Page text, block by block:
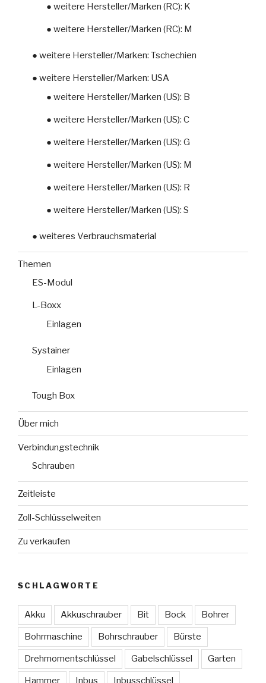
● weitere Hersteller/Marken (RC): K
● weitere Hersteller/Marken (RC): M
● weitere Hersteller/Marken: Tschechien
● weitere Hersteller/Marken: USA
● weitere Hersteller/Marken (US): B
● weitere Hersteller/Marken (US): C
● weitere Hersteller/Marken (US): G
● weitere Hersteller/Marken (US): M
● weitere Hersteller/Marken (US): R
● weitere Hersteller/Marken (US): S
● weiteres Verbrauchsmaterial
Themen
ES-Modul
L-Boxx
Einlagen
Systainer
Einlagen
Tough Box
Über mich
Verbindungstechnik
Schrauben
Zeitleiste
Zoll-Schlüsselweiten
Zu verkaufen
SCHLAGWORTE
Akku Akkuschrauber Bit Bock Bohrer
Bohrmaschine Bohrschrauber Bürste
Drehmomentschlüssel Gabelschlüssel Garten
Hammer Inbus Inbusschlüssel